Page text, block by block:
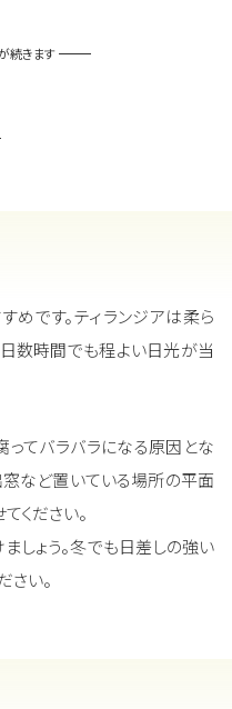
続きます
です。ティランジアは柔ら
数時間でも程よい日光が当
てバラバラになる原因とな
窓など置いている場所の平面
ください。
しょう。冬でも日差しの強い
さい。